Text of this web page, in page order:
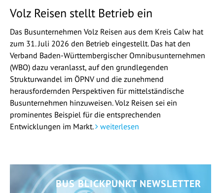
Volz Reisen stellt Betrieb ein
Das Busunternehmen Volz Reisen aus dem Kreis Calw hat
zum 31. Juli 2026 den Betrieb eingestellt. Das hat den
Verband Baden-Württembergischer Omnibusunternehmen
(WBO) dazu veranlasst, auf den grundlegenden
Strukturwandel im ÖPNV und die zunehmend
herausfordernden Perspektiven für mittelständische
Busunternehmen hinzuweisen. Volz Reisen sei ein
prominentes Beispiel für die entsprechenden
Entwicklungen im Markt.
weiterlesen
BUS BLICKPUNKT NEWSLETTER